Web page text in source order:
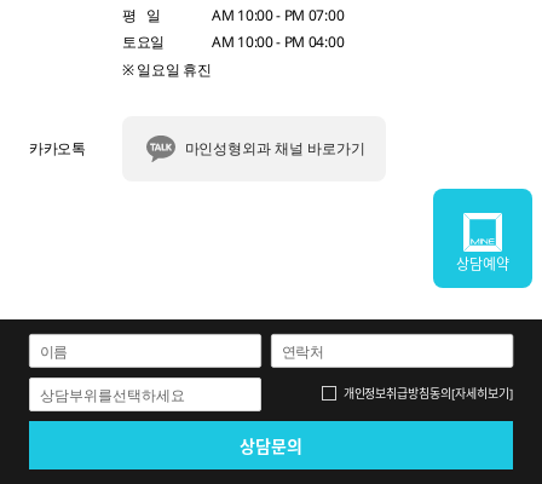
상담예약
평 일
AM 10:00 - PM 07:00
토요일
AM 10:00 - PM 04:00
※ 일요일 휴진
카카오톡 마인성형외과 채널 바로가기
개인정보취급방침동의[자세히보기]
상담부위를선택하세요